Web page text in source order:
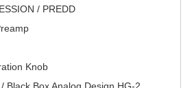
/ PREDD
Knob
Black Box Analog Design HG-2